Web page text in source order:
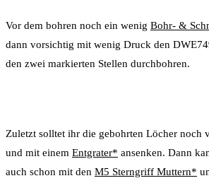
Vor dem bohren noch ein wenig Bohr- &
dann vorsichtig mit wenig Druck den
den zwei markierten Stellen durchbohren.
Zuletzt solltet ihr die gebohrten Löcher noch
und mit einem Entgrater* ansenken. Dann
auch schon mit den M5 Sterngriff Muttern*